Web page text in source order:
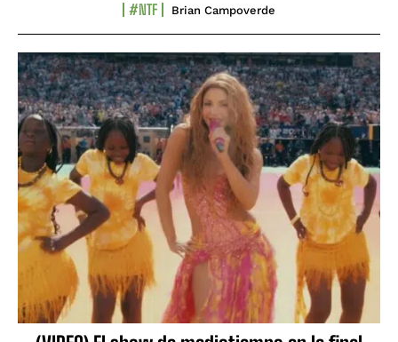
#NTF Brian Campoverde